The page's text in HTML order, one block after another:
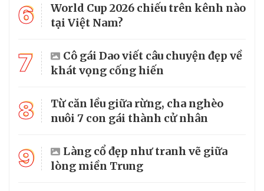
6
World Cup 2026 chiếu trên kênh nào
tại Việt Nam?
7
Cô gái Dao viết câu chuyện đẹp về
khát vọng cống hiến
8
Từ căn lều giữa rừng, cha nghèo
nuôi 7 con gái thành cử nhân
9
Làng cổ đẹp như tranh vẽ giữa
lòng miền Trung